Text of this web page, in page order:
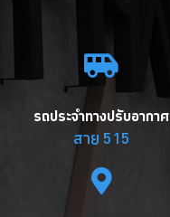
รถประจำทางปรับอากาศ
สาย 515